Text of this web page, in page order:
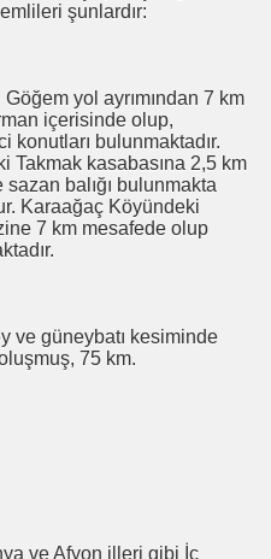
şunlardır:
yol ayrımından 7 km
içerisinde olup,
konutları bulunmaktadır.
Takmak kasabasına 2,5 km
balığı bulunmakta
Karaağaç Köyündeki
7 km mesafede olup
ve güneybatı kesiminde
75 km.
ve Afyon illeri gibi İç